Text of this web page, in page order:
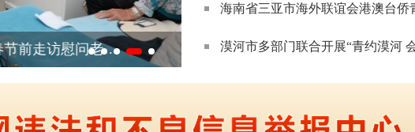
地区人大工委副主任、市委书记吴庆军春节前走访慰问老干部、老党员、老教师、困难党员、困难职工、优抚对象